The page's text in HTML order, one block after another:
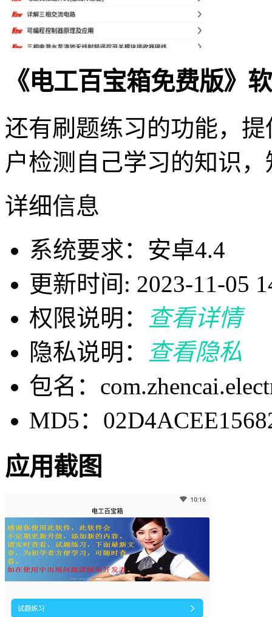
《电工百宝箱免费版》
还有刷题练习的功能，
户检测自己学习的知识
详细信息
系统要求：安卓4.4
更新时间: 2023-11-05
权限说明：
查看详情
隐私说明：
查看隐私
包名：
MD5：
应用截图